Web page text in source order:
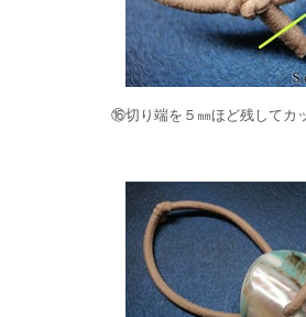
⑯切り端を５㎜ほど残してカ